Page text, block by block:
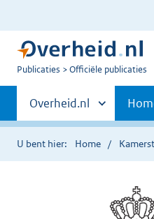
U
Publicaties Officiële publicaties
Primaire
navigatie
Andere
sites
binnen
Overheid.nl
U bent hier: Home